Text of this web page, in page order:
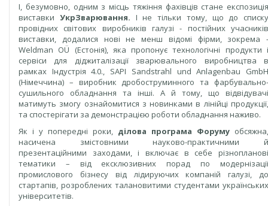
І, безумовно, одним з місць тяжіння фахівців стане експозиція
виставки УкрЗварювання. І не тільки тому, що до списку
провідних світових виробників галузі - постійних учасників
виставки, додалися нові не менш відомі фірми, зокрема -
Weldman OÜ (Естонія), яка пропонує технологічні продукти і
сервіси для діджиталізації зварювального виробництва в
рамках Індустрія 4.0., SAPI Sandstrahl und Anlagenbau GmbH
(Німеччина) – виробник дробоструминного та фарбувально-
сушильного обладнання та інші. А й тому, що відвідувачі
матимуть змогу ознайомитися з новинками в лінійці продукції,
та спостерігати за демонстрацією роботи обладнання наживо.
Як і у попередні роки, ділова програма Форуму обсяжна,
насичена змістовними науково-практичними й
презентаційними заходами, і включає в себе різнопланові
тематики – від ексклюзивних порад по модернізації
промислового бізнесу від лідируючих компаній галузі, до
стартапів, розроблених талановитими студентами українських
університетів.